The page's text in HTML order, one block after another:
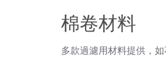
棉卷材料
多款過濾用材料提供，